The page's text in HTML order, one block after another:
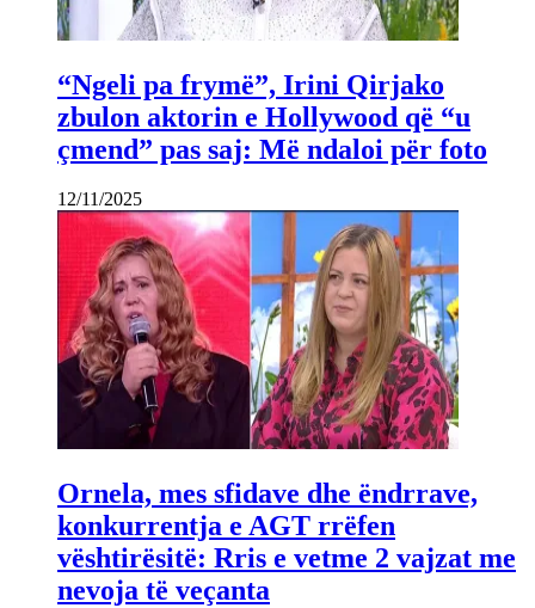
“Ngeli pa frymë”, Irini Qirjako
zbulon aktorin e Hollywood që “u
çmend” pas saj: Më ndaloi për foto
12/11/2025
Ornela, mes sfidave dhe ëndrrave,
konkurrentja e AGT rrëfen
vështirësitë: Rris e vetme 2 vajzat me
nevoja të veçanta